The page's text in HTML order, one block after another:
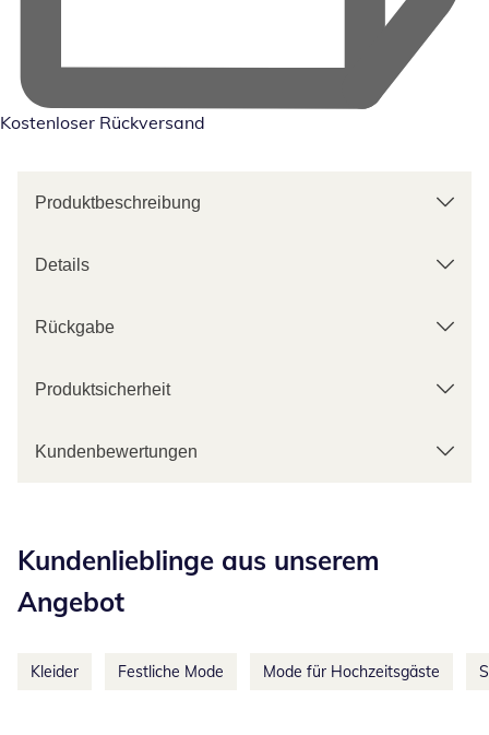
Kostenloser Rückversand
Produktbeschreibung
Details
Rückgabe
Produktsicherheit
Kundenbewertungen
Kundenlieblinge aus unserem
Angebot
Kleider Festliche Mode Mode für Hochzeitsgäste